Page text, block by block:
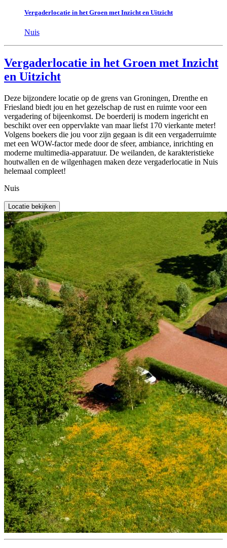
Vergaderlocatie in het Groen met Inzicht en Uitzicht
Nuis
Vergaderlocatie in het Groen met Inzicht
en Uitzicht
Deze bijzondere locatie op de grens van Groningen, Drenthe en
Friesland biedt jou en het gezelschap de rust en ruimte voor een
vergadering of bijeenkomst. De boerderij is modern ingericht en
beschikt over een oppervlakte van maar liefst 170 vierkante meter!
Volgens boekers die jou voor zijn gegaan is dit een vergaderruimte
met een WOW-factor mede door de sfeer, ambiance, inrichting en
moderne multimedia-apparatuur. De weilanden, de karakteristieke
houtwallen en de wilgenhagen maken deze vergaderlocatie in Nuis
helemaal compleet!
Nuis
Locatie bekijken